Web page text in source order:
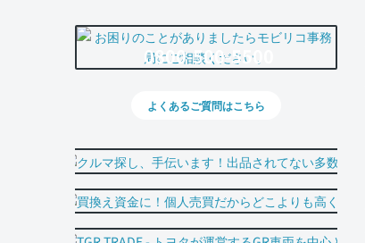
0800-500-5500
よくあるご質問はこちら